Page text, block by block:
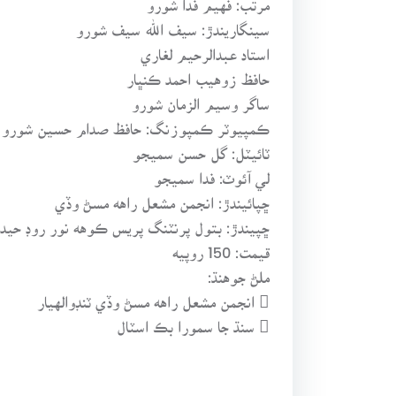
سينگاريندڙ: سيف الله سيف شورو
استاد عبدالرحيم لغاري
حافظ زوهيب احمد ڪنڀار
ساگر وسيم الزمان شورو
ڪمپيوٽر ڪمپوزنگ: حافظ صدام حسين شورو
ٽائيٽل: گل حسن سميجو
لي آئوٽ: فدا سميجو
ڇپائيندڙ: انجمن مشعل راهه مسڻ وڏي
ڇپيندڙ: بتول پرنٽنگ پريس ڪوهه نور روڊ
ملڻ جوهنڌ:
 انجمن مشعل راهه مسڻ وڏي ٽنڊوالهيار
 سنڌ جا سمورا بڪ اسٽال